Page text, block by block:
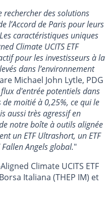
rechercher des solutions
l’Accord de Paris pour leurs
caractéristiques uniques
Climate UCITS ETF
pour les investisseurs à la
dans l’environnement
Michael John Lytle, PDG
d'entrée potentiels dans
de moitié à 0,25%, ce qui le
aussi très agressif en
notre boîte à outils alignée
un ETF Ultrashort, un ETF
Angels global."
Climate UCITS ETF
Italiana (THEP IM) et